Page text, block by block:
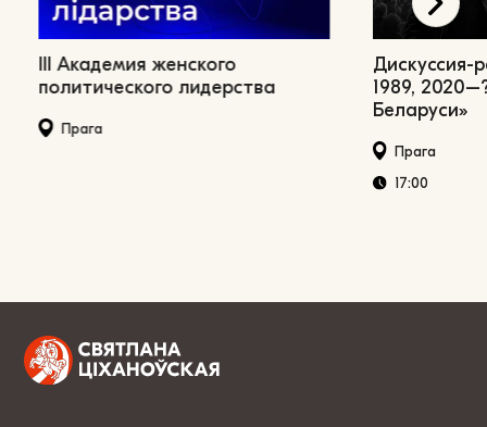
III Академия женского
политического лидерства
Прага
Дискуссия-
1989,
Беларуси»
Прага
17:00